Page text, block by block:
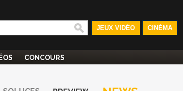
JEUX VIDÉO CINÉMA
CONCOURS